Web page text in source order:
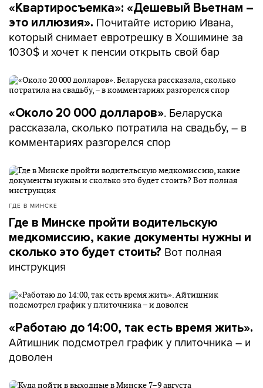
«Квартиросъемка»: «Дешевый Вьетнам –
это иллюзия». Почитайте историю Ивана,
который снимает евротрешку в Хошимине за
1030$ и хочет к пенсии открыть свой бар
«Около 20 000 долларов». Беларуска
рассказала, сколько потратила на свадьбу, – в
комментариях разгорелся спор
ГДЕ В МИНСКЕ
Где в Минске пройти водительскую
медкомиссию, какие документы нужны и
сколько это будет стоить? Вот полная
инструкция
«Работаю до 14:00, так есть время жить».
Айтишник подсмотрел график у плиточника – и
доволен